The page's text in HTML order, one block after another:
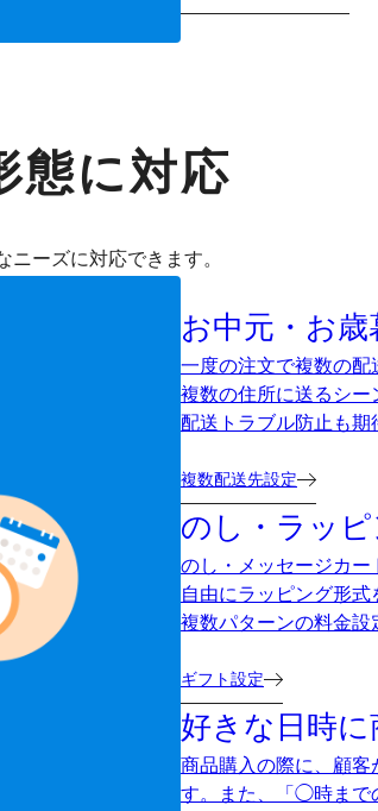
態に対応
ーズに対応できます。
お中元・お
一度の注文で複数の
複数の住所に送るシー
配送トラブル防止も期
複数配送先設定
のし・ラッ
のし・メッセージカー
自由にラッピング形式
複数パターンの料金設
ギフト設定
好きな日時
商品購入の際に、顧客
す。また、「◯時まで